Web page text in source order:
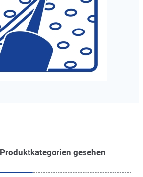
Produktkategorien gesehen